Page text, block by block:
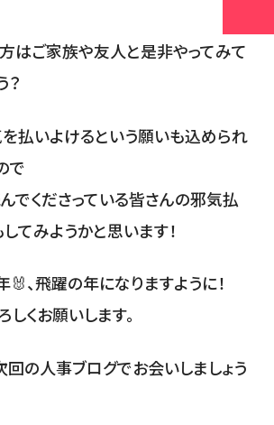
はご家族や友人と是非やってみて
？
払いよけるという願いも込められ
で
でくださっている皆さんの邪気払
てみようかと思います！
🐰、飛躍の年になりますように！
くお願いします。
回の人事ブログでお会いしましょう